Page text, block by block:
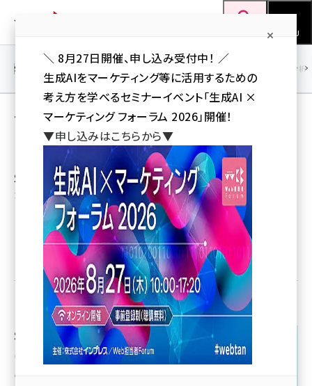
ン
MENU
seo (3526)
ai (2807)
youtube (2434)
note (2312)
セミナー (2307)
z世代 (1622)
meo (1275)
llmo (1163)
SEO アクセス解析／データ分析
アウトリーチ とは 意味/解説/説明
【outreach】
SEOのリンクビルディングにおいて、リンクしてくれそう
な人に積極的に働きかけること
優先するニュース提供元に追加
略語/フルスペル/
訳語
SEO用語における「アウトリーチ」
は、
リンク獲得のための働きかけ
のこと。
＼ 8月27日開催、申し込み受付中！ ／
生成AIをマーケティング等に活用するための
考え方を学べるセミナーイベント「生成AI ×
マーケティング フォーラム 2026」開催！
▼申し込みはこちらから▼